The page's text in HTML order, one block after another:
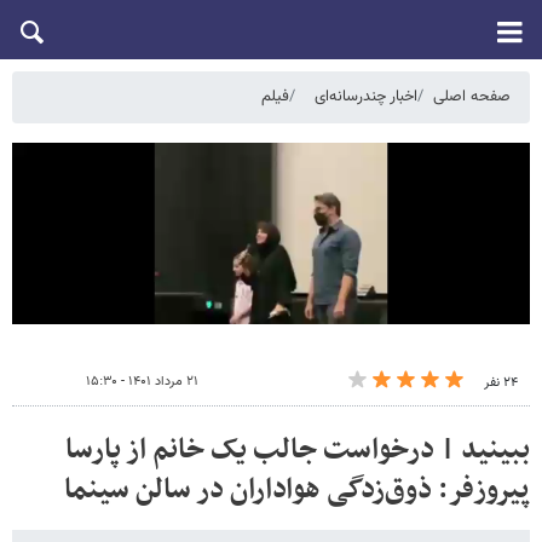
صفحه اصلی اخبار چندرسانه‌ای فیلم
۲۴ نفر ۲۱ مرداد ۱۴۰۱ - ۱۵:۳۰
ببینید | درخواست جالب یک خانم از پارسا
پیروزفر: ذوق‌زدگی هواداران در سالن سینما